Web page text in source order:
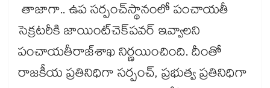
తాజాగా.. ఉప సర్పంచ్​స్థానంలో పంచాయతీ
సెక్రటరీకి జాయింట్​చెక్​పవర్ ఇవ్వాలని
పంచాయతీరాజ్​శాఖ నిర్ణయించింది. దీంతో
రాజకీయ ప్రతినిధిగా సర్పంచ్, ప్రభుత్వ ప్రతినిధిగా